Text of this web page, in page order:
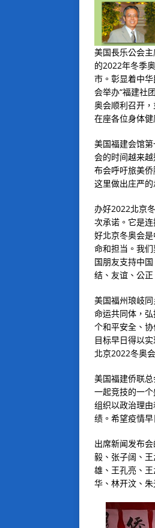
美国長乐公会
的2022年冬季
市。彰显着中
会举办“福建社
奥会顺利召开
在座各位身体
美国福建会馆
会的时间越来
布会呼吁旅美
这里做出庄严
办好2022北京
次承诺。它是
好北京冬奥会
命和担当。我
国朋友支持中
结、友谊、公
美国福州琅岐
命运共同体，
个和平安全、
目标早日得以
北京2022冬奥
美国福建侨联
一起竞技的一
组织以政治理
绩。希望疫情
出席新闻发布
毅、张子阔、
雄、王孔亮、
华、林开汶、